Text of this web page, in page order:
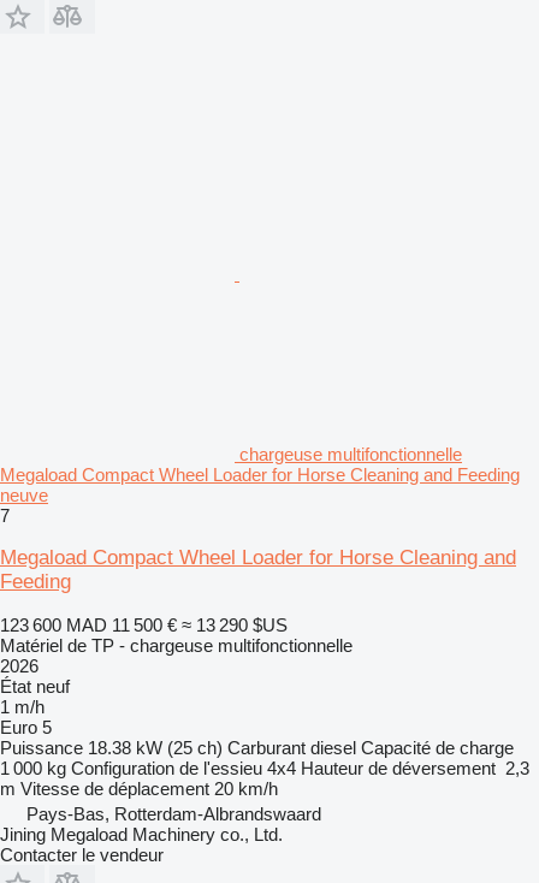
chargeuse multifonctionnelle
Megaload Compact Wheel Loader for Horse Cleaning and Feeding
neuve
7
Megaload Compact Wheel Loader for Horse Cleaning and
Feeding
123 600 MAD 11 500 € ≈ 13 290 $US
Matériel de TP - chargeuse multifonctionnelle
2026
État neuf
1 m/h
Euro 5
Puissance 18.38 kW (25 ch) Carburant diesel Capacité de charge
1 000 kg Configuration de l'essieu 4x4 Hauteur de déversement 2,3
m Vitesse de déplacement 20 km/h
Pays-Bas, Rotterdam-Albrandswaard
Jining Megaload Machinery co., Ltd.
Contacter le vendeur